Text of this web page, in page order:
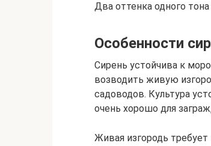
Два оттенка одного
Особенности
Сирень устойчива к
возводить живую
садоводов. Культура
очень хорошо для
Живая изгородь требует